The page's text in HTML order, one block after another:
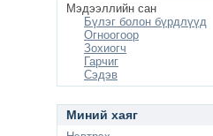
Мэдээллийн сан
Бүлэг болон бүрдлүүд
Огноогоор
Зохиогч
Гарчиг
Сэдэв
Миний хаяг